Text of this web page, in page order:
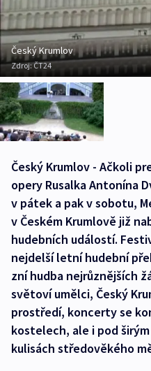
Český Krumlov
Zdroj:ČT24
Český Krumlov - Ačkoli
opery Rusalka Antonína
v pátek a pak v sobotu,
v Českém Krumlově již
hudebních událostí.
nejdelší letní hudební
zní hudba nejrůznějších
světoví umělci, Český
prostředí, koncerty se
kostelech, ale i pod
kulisách středověkého